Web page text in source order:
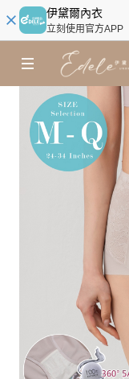
伊黛爾內衣
立刻使用官方APP